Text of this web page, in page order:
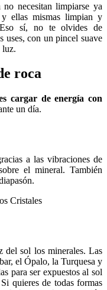
necesitan limpiarse ya
y ellas mismas limpian y
Eso sí, no te olvides de
con un pincel suave
luz.
roca
cargar de energía con
un día.
a las vibraciones de
el mineral. También
del sol los minerales. Las
el Ópalo, la Turquesa y
para ser expuestos al sol
quieres de todas formas